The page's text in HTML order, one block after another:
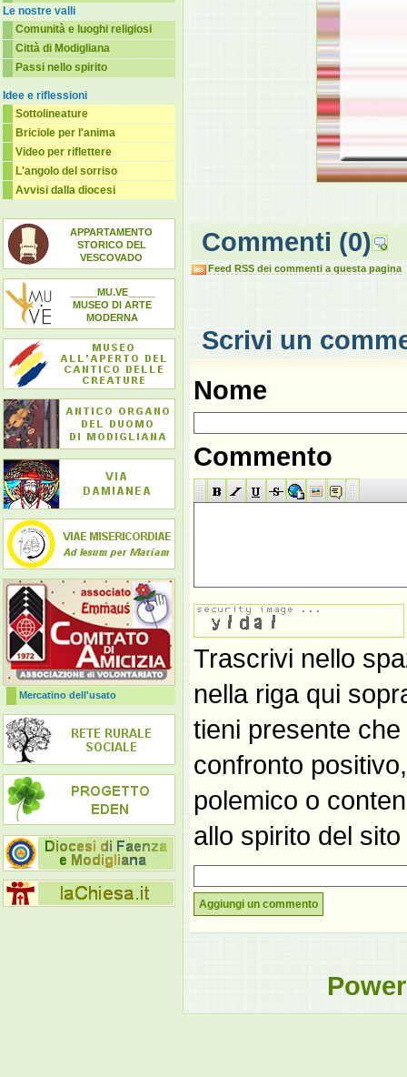
Le nostre valli
Comunità e luoghi religiosi
Città di Modigliana
Passi nello spirito
Idee e riflessioni
Sottolineature
Briciole per l'anima
Video per riflettere
L'angolo del sorriso
Avvisi dalla diocesi
APPARTAMENTO
STORICO DEL
VESCOVADO
_____MU.VE_____
MUSEO DI ARTE
MODERNA
Mercatino dell'usato
Commenti (0)
Feed RSS dei commenti a questa pagina
Scrivi un
Nome
Commento
Trascrivi nello
nella riga qui
tieni presente
confronto
polemico o
allo spirito del
Aggiungi un commento